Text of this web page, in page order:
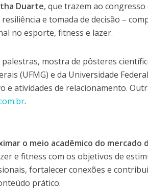
Duarte, que trazem ao
e tomada de decisão –
no esporte, fitness e lazer.
mostra de pôsteres
(UFMG) e da Universidade
e atividades de relacionamento.
.
o meio acadêmico do mercado
e fitness com os objetivos de
fortalecer conexões e
prático.